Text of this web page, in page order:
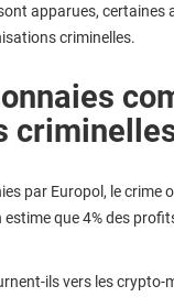
apparues, certaines
criminelles.
par Europol, le
estime que 4% des
ils vers les